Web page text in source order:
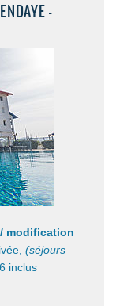
-
modification
(séjours
inclus